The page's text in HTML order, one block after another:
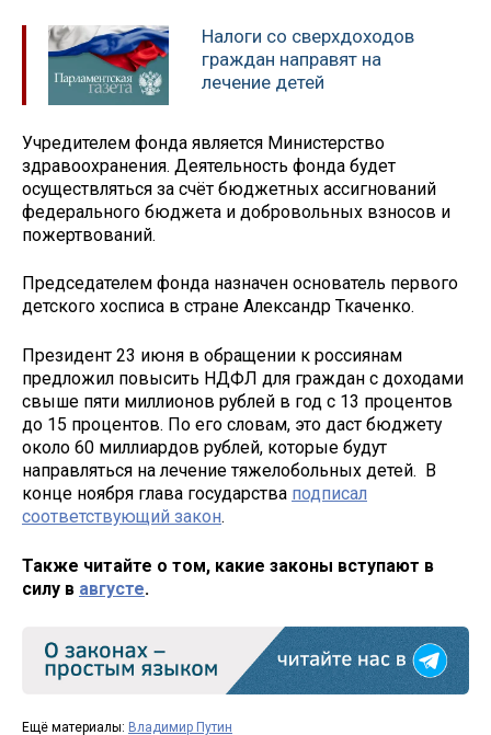
Налоги со сверхдоходов
граждан направят на
лечение детей
Учредителем фонда является Министерство
здравоохранения. Деятельность фонда будет
осуществляться за счёт бюджетных ассигнований
федерального бюджета и добровольных взносов и
пожертвований.
Председателем фонда назначен основатель первого
детского хосписа в стране Александр Ткаченко.
Президент 23 июня в обращении к россиянам
предложил повысить НДФЛ для граждан с доходами
свыше пяти миллионов рублей в год с 13 процентов
до 15 процентов. По его словам, это даст бюджету
около 60 миллиардов рублей, которые будут
направляться на лечение тяжелобольных детей. В
конце ноября глава государства подписал
соответствующий закон.
Также читайте о том, какие законы вступают в
силу в августе.
Ещё материалы: Владимир Путин